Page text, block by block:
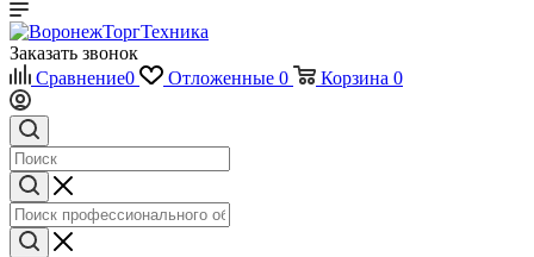
Заказать звонок
Сравнение0 Отложенные 0 Корзина 0